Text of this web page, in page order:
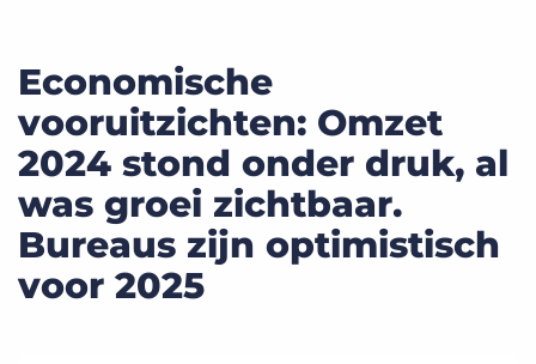
Economische
vooruitzichten: Omzet
2024 stond onder druk, al
was groei zichtbaar.
Bureaus zijn optimistisch
voor 2025